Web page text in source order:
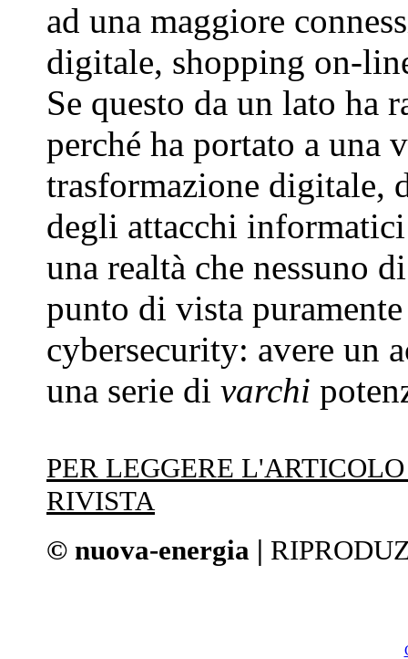
ad una maggiore
digitale, shopping on-
Se questo da un lato ha
perché ha portato a una
trasformazione digitale,
degli attacchi
una realtà che nessuno
punto di vista
cybersecurity: avere un
una serie di varchi
PER LEGGERE
RIVISTA
© nuova-energia |